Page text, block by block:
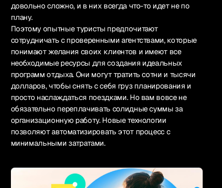
Связаться
довольно сложно, и в них всегда что-то идет не по
плану.
Поэтому опытные туристы предпочитают
сотрудничать с проверенными агентствами, которые
понимают желания своих клиентов и имеют все
необходимые ресурсы для создания идеальных
программ отдыха. Они могут тратить сотни и тысячи
долларов, чтобы снять с себя груз планирования и
просто наслаждаться поездками. Но вам вовсе не
обязательно переплачивать солидные суммы за
организационную работу. Новые технологии
позволяют автоматизировать этот процесс с
минимальными затратами.